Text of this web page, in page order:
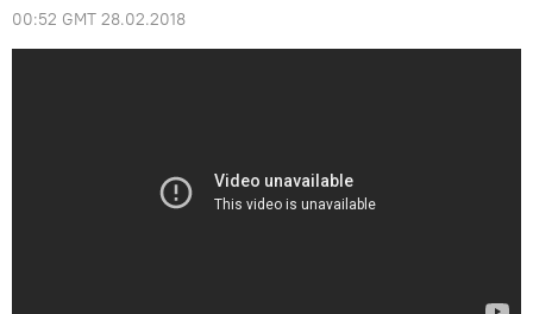
00:52 GMT 28.02.2018